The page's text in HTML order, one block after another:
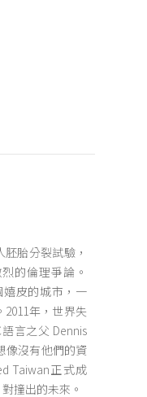
胎分裂試驗，
的倫理爭論。
皮的城市，一
年，世界失
言之父 Dennis
像沒有他們的資
Taiwan正式成
撞出的未來。